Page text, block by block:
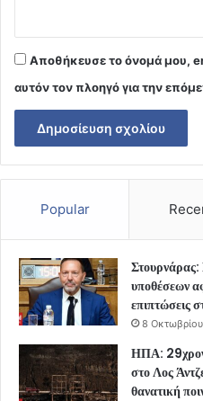
Αποθήκευσε το όνομά μου,
αυτόν τον πλοηγό για την
Popular
υποθέσεων
επιπτώσεις
8
ΗΠΑ:
στο Λος
θανατική